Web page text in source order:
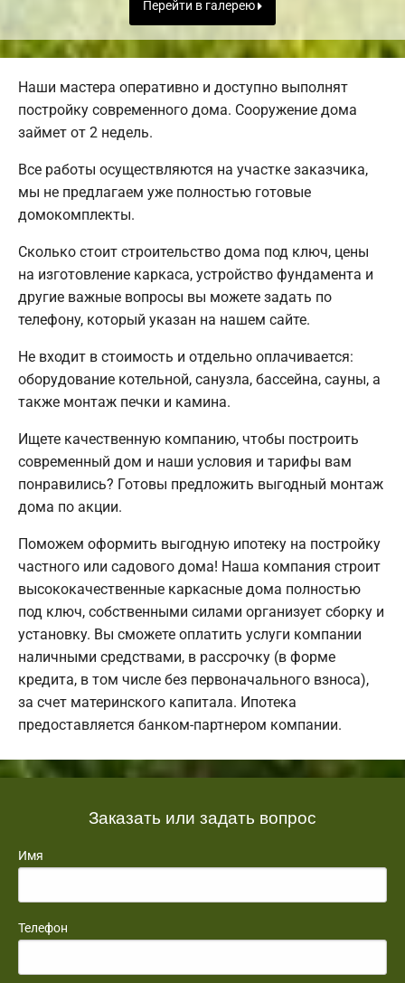
Перейти в галерею
Наши мастера оперативно и доступно выполнят
постройку современного дома. Сооружение дома
займет от 2 недель.
Все работы осуществляются на участке заказчика,
мы не предлагаем уже полностью готовые
домокомплекты.
Сколько стоит строительство дома под ключ, цены
на изготовление каркаса, устройство фундамента и
другие важные вопросы вы можете задать по
телефону, который указан на нашем сайте.
Не входит в стоимость и отдельно оплачивается:
оборудование котельной, санузла, бассейна, сауны, а
также монтаж печки и камина.
Ищете качественную компанию, чтобы построить
современный дом и наши условия и тарифы вам
понравились? Готовы предложить выгодный монтаж
дома по акции.
Поможем оформить выгодную ипотеку на постройку
частного или садового дома! Наша компания строит
высококачественные каркасные дома полностью
под ключ, собственными силами организует сборку и
установку. Вы сможете оплатить услуги компании
наличными средствами, в рассрочку (в форме
кредита, в том числе без первоначального взноса),
за счет материнского капитала. Ипотека
предоставляется банком-партнером компании.
Заказать или задать вопрос
Имя
Телефон